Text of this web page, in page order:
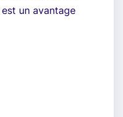
est un avantage